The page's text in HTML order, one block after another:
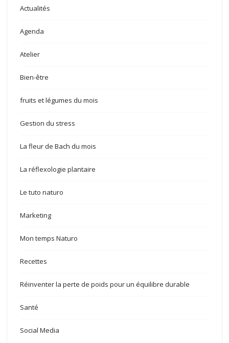
Actualités
Agenda
Atelier
Bien-être
fruits et légumes du mois
Gestion du stress
La fleur de Bach du mois
La réflexologie plantaire
Le tuto naturo
Marketing
Mon temps Naturo
Recettes
Réinventer la perte de poids pour un équilibre durable
Santé
Social Media